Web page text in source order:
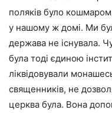
поляків було
у нашому ж домі. Ми
держава не існувала.
була тоді єдиною
ліквідовували
священників, не
церква була. Вона